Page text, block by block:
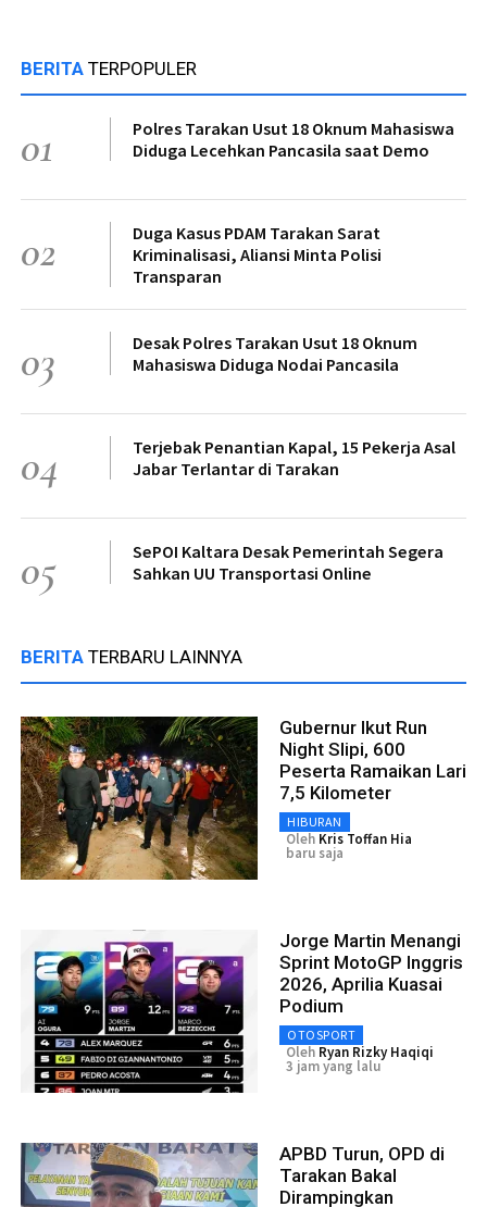
BERITA TERPOPULER
01
Polres Tarakan Usut 18 Oknum Mahasiswa
Diduga Lecehkan Pancasila saat Demo
02
Duga Kasus PDAM Tarakan Sarat
Kriminalisasi, Aliansi Minta Polisi
Transparan
03
Desak Polres Tarakan Usut 18 Oknum
Mahasiswa Diduga Nodai Pancasila
04
Terjebak Penantian Kapal, 15 Pekerja Asal
Jabar Terlantar di Tarakan
05
SePOI Kaltara Desak Pemerintah Segera
Sahkan UU Transportasi Online
BERITA TERBARU LAINNYA
Gubernur Ikut Run
Night Slipi, 600
Peserta Ramaikan Lari
7,5 Kilometer
HIBURAN
Oleh Kris Toffan Hia
baru saja
Jorge Martin Menangi
Sprint MotoGP Inggris
2026, Aprilia Kuasai
Podium
OTOSPORT
Oleh Ryan Rizky Haqiqi
3 jam yang lalu
APBD Turun, OPD di
Tarakan Bakal
Dirampingkan